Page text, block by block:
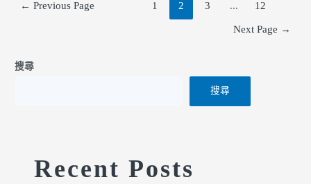
← Previous Page 1 2 3 ... 12
Next Page →
搜尋
搜尋
Recent Posts